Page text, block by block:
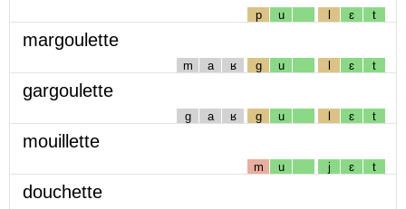
p u l ɛ t
margoulette
m a ʁ g u l ɛ t
gargoulette
g a ʁ g u l ɛ t
mouillette
m u j ɛ t
douchette